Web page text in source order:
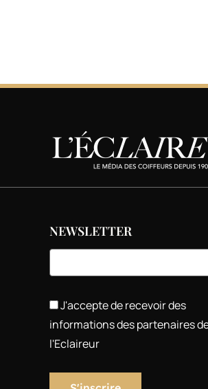
NEWSLETTER
J'accepte de recevoir des
informations des partenaires
l'Eclaireur